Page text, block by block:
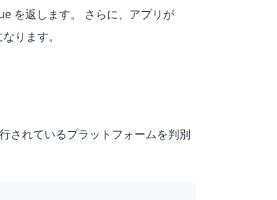
を返します。 さらに、アプリが
ります。
されているプラットフォームを判別